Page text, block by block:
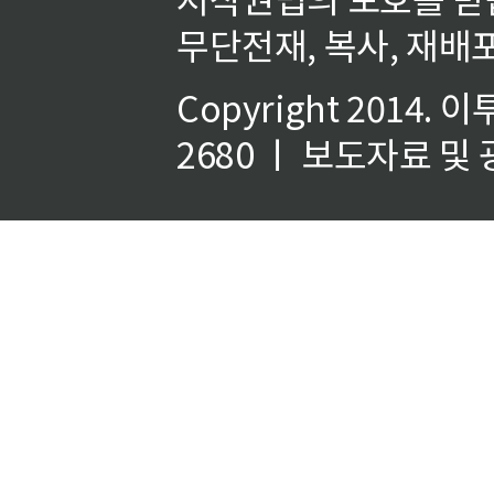
무단전재, 복사, 재배
Copyright 2014. 이
2680 ㅣ 보도자료